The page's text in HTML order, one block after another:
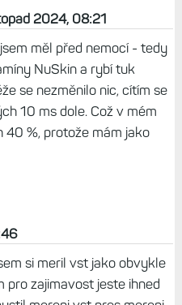
NuSkin a rybí tuk
se nezměnilo nic, cítím se